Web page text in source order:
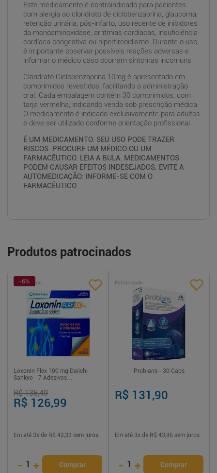
Este medicamento é contraindicado para pacientes
com alergia ao cloridrato de ciclobenzaprina, glaucoma,
retenção urinária, pós-infarto, uso recente de inibidores
da monoaminoxidase, arritmias cardíacas, insuficiência
cardíaca congestiva ou hipertireoidismo. Durante o uso,
é importante observar possíveis reações adversas e
informar o médico caso ocorram sintomas incomuns.
Cloridrato Ciclobenzaprina 10mg é apresentado em
comprimidos revestidos, facilitando a administração
oral. Cada embalagem contém 30 comprimidos, com
tarja vermelha, indicando venda sob prescrição médica.
O medicamento é indicado exclusivamente para adultos
e deve ser utilizado conforme orientação profissional.
É UM MEDICAMENTO. SEU USO PODE TRAZER
RISCOS. PROCURE UM MÉDICO OU UM
FARMACÊUTICO. LEIA A BULA. MEDICAMENTOS
PODEM CAUSAR EFEITOS INDESEJADOS. EVITE A
AUTOMEDICAÇÃO: INFORME-SE COM O
FARMACÊUTICO.
Produtos patrocinados
Patrocinado
-6%
Loxonin Flex 100 mg Daiichi
Sankyo - 7 Adesivos
R$ 135,49
R$ 126,99
Em até 3x de R$ 42,33 sem juros
- 1 + Comprar
Patrocinado
Probians - 30 Caps
R$ 131,90
Em até 3x de R$ 43,96 sem juros
- 1 + Comprar